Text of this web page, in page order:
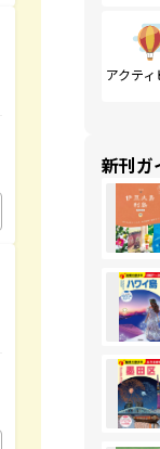
アクティ
新刊ガ